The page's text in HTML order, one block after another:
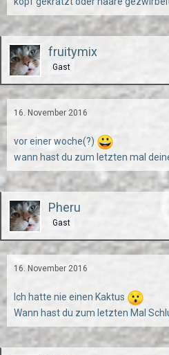
fruitymix
Gast
16. November 2016
vor einer woche(?)
wann hast du zum letzten mal
Pheru
Gast
16. November 2016
Ich hatte nie einen Kaktus
Wann hast du zum letzten Mal